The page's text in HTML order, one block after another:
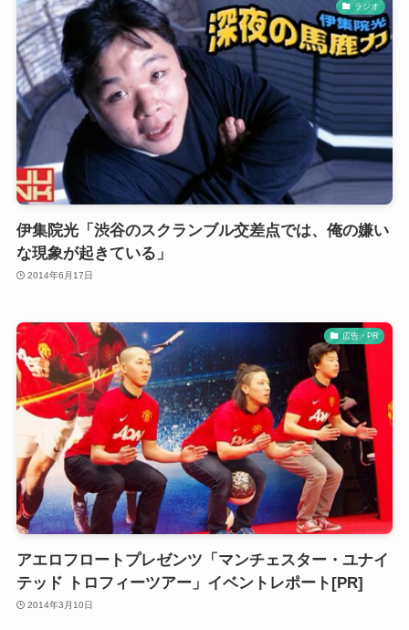
ラジオ
伊集院光「渋谷のスクランブル交差点では、俺の嫌い
な現象が起きている」
2014年6月17日
広告・PR
アエロフロートプレゼンツ「マンチェスター・ユナイ
テッド トロフィーツアー」イベントレポート[PR]
2014年3月10日